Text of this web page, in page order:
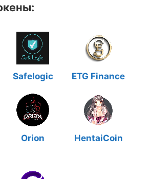
Safelogic ETG Finance
Orion HentaiCoin